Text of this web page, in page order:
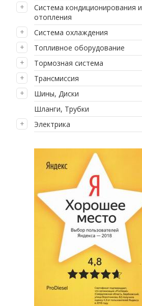
Система кондиционирования и
отопления
Система охлаждения
Топливное оборудование
Тормозная система
Трансмиссия
Шины, Диски
Шланги, Трубки
Электрика